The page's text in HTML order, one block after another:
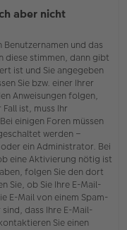
b
en
aber nicht
und das
diese stimmen, dann gibt
ist und Sie angegeben
Sie bzw. einer Ihrer
Anweisungen folgen,
ist, muss Ihr
einigen Foren müssen
werden –
ein Administrator. Bei
eine Aktivierung nötig ist
folgen Sie den dort
Sie, ob Sie Ihre E-Mail-
E-Mail von einem Spam-
dass Ihre E-Mail-
Sie einen